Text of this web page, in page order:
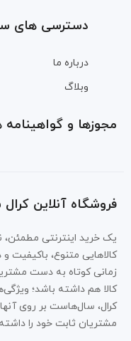
دسترسی های
درباره ما
وبلاگ
مجوزها و گواهینامه
فروشگاه آنلاین
یک خرید اینترنتی مطمئن،
کالاهایی متنوع، باکیفیت
زمانی کوتاه به دست
کالا هم داشته باشد؛
کرال، سال‌هاست بر روی
مشتریان ثابت خود را